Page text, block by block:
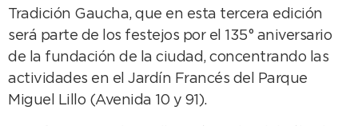
Tradición Gaucha, que en esta tercera edición
será parte de los festejos por el 135° aniversario
de la fundación de la ciudad, concentrando las
actividades en el Jardín Francés del Parque
Miguel Lillo (Avenida 10 y 91).